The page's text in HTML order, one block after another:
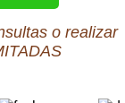
o realizar